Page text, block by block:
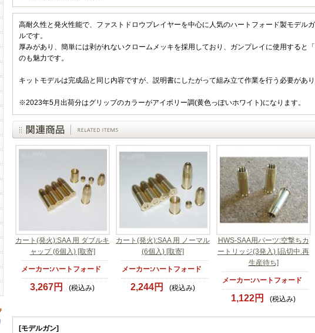
高耐久性と発火性能で、ファストドロウプレイヤーを中心に人気のハートフォード製モデル
ルです。
厚みがあり、簡単には剥がれないクロームメッキを採用しており、ガンプレイに使用すると
のも魅力です。
キットモデルは完成品と同じ内容ですが、説明書にしたがって組み立て作業を行う必要があり
※2023年5月出荷分はグリップのカラーがアイボリー調(黄色っぽいホワイト)になります。
カート(発火):SAA 用 ダブルキ
ャップ (6個入) [取寄]
メーカー:ハートフォード
3,267円 (税込み)
カート(発火):SAA 用 ノーマル
(6個入) [取寄]
メーカー:ハートフォード
2,244円 (税込み)
HWS-SAA用パーツ:空撃ちカ
ートリッジ(3発入) [品切中.再
生産待ち]
メーカー:ハートフォード
1,122円 (税込み)
[モデルガン]